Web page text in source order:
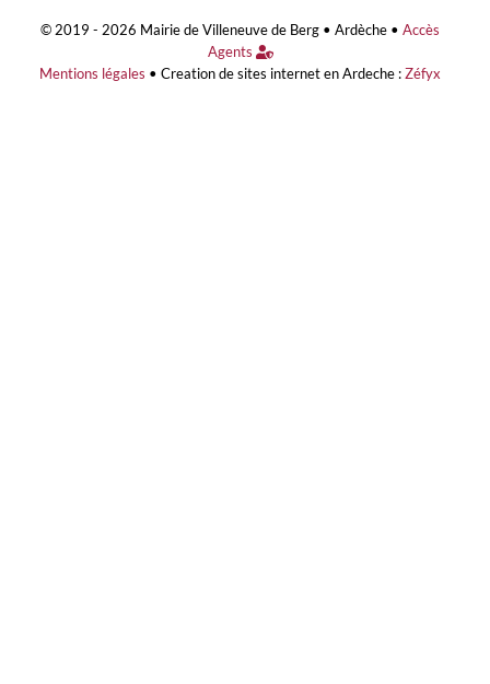
© 2019 - 2026 Mairie de Villeneuve de Berg •Ardèche •Accès
Agents
Mentions légales •Creation de sites internet en Ardeche : Zéfyx